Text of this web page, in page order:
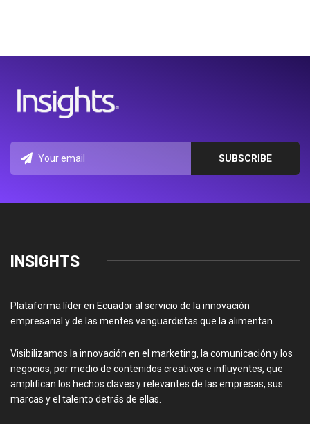
INSIGHTS
Plataforma líder en Ecuador al servicio de la innovación
empresarial y de las mentes vanguardistas que la alimentan.
Visibilizamos la innovación en el marketing, la comunicación y los
negocios, por medio de contenidos creativos e influyentes, que
amplifican los hechos claves y relevantes de las empresas, sus
marcas y el talento detrás de ellas.